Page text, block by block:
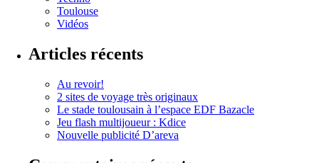
Toulouse
Vidéos
Articles récents
Au revoir!
2 sites de voyage très originaux
Le stade toulousain à l’espace EDF Bazacle
Jeu flash multijoueur : Kdice
Nouvelle publicité D’areva